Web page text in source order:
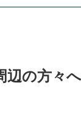
辺の方々